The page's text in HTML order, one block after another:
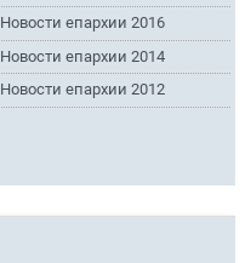
Новости епархии 2016
Новости епархии 2014
Новости епархии 2012